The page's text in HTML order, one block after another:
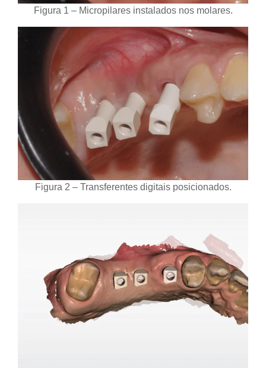
Figura 1 – Micropilares instalados nos molares.
Figura 2 – Transferentes digitais posicionados.